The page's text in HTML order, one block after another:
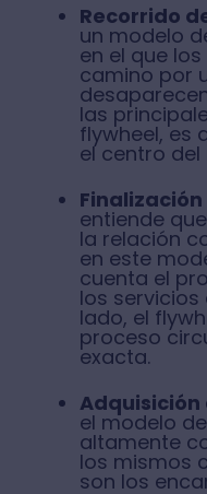
Recorrido
un modelo
en el que
camino por
las
flywheel, es
el centro
entiende
la relación
en este
cuenta el
los servicios
lado, el
proceso
exacta.
Adquisición
el modelo
altamente
los mismos
son los